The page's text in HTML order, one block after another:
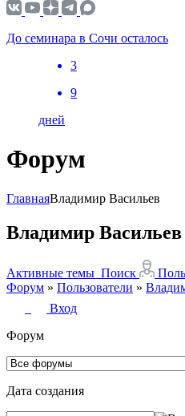
До семинара в Сочи осталось
3
9
дней
Форум
ГлавнаяВладимир Васильев
Владимир Васильев
Активные темы Поиск
Форум » Пользователи »
Вход
Форум
Дата создания